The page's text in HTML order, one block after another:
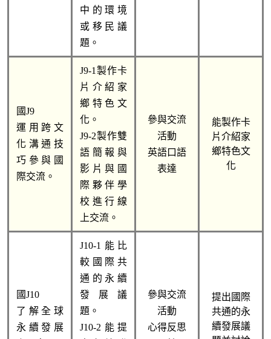
中的環境
或移民議
題。
國J9
運用跨文
化溝通技
巧參與國
際交流。
J9-1製作卡
片介紹家
鄉特色文
化。
J9-2製作雙
語簡報與
影片與國
際夥伴學
校進行線
上交流。
參與交流
活動
英語口語
表達
能製作卡
片介紹家
鄉特色文
化
國J10
了解全球
永續發展
J10-1能比
較國際共
通的永續
發展議
題。
J10-2能提
參與交流
活動
心得反思
提出國際
共通的永
續發展議